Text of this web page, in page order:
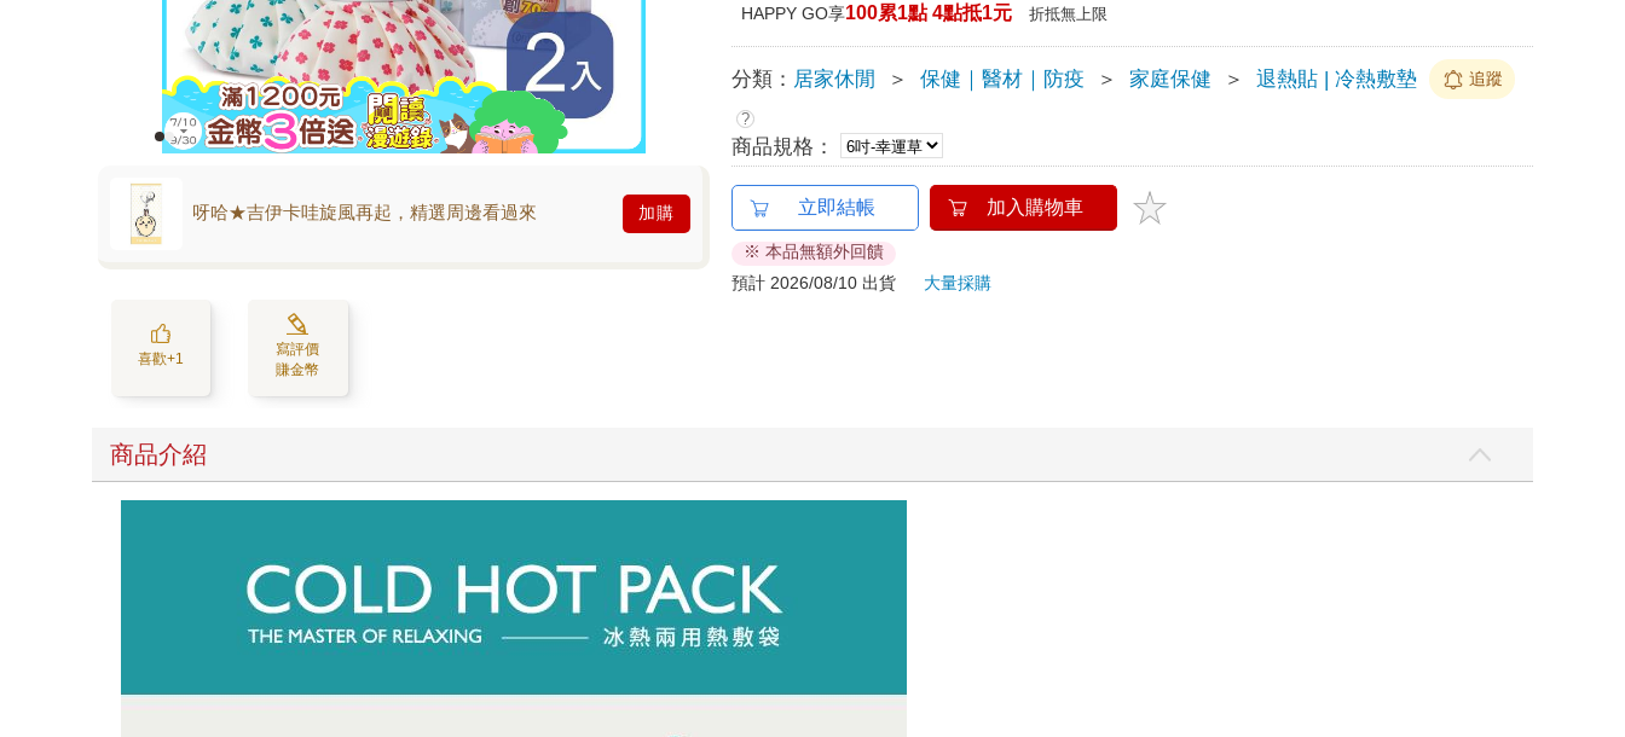
呀哈★吉伊卡哇旋風再起，精選周邊看過來 加購
喜歡+1
寫評價
賺金幣
HAPPY GO享100累1點 4點抵1元 折抵無上限
分類： 居家休閒 ＞ 保健｜醫材｜防疫 ＞ 家庭保健 ＞ 退熱貼 | 冷熱敷墊 追蹤
?
商品規格：
立即結帳 加入購物車
※ 本品無額外回饋
預計 2026/08/10 出貨
大量採購
商品介紹